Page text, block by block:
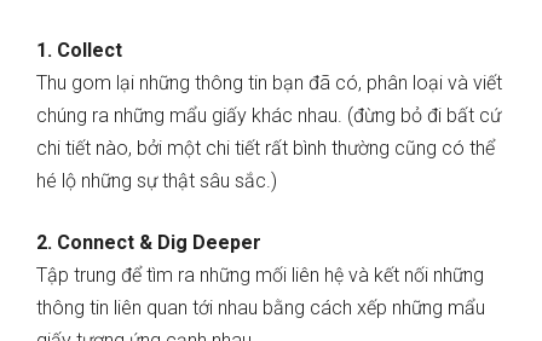
1. Collect
Thu gom lại những thông tin bạn đã có, phân loại và viết
chúng ra những mẩu giấy khác nhau. (đừng bỏ đi bất cứ
chi tiết nào, bởi một chi tiết rất bình thường cũng có thể
hé lộ những sự thật sâu sắc.)
2. Connect & Dig Deeper
Tập trung để tìm ra những mối liên hệ và kết nối những
thông tin liên quan tới nhau bằng cách xếp những mẩu